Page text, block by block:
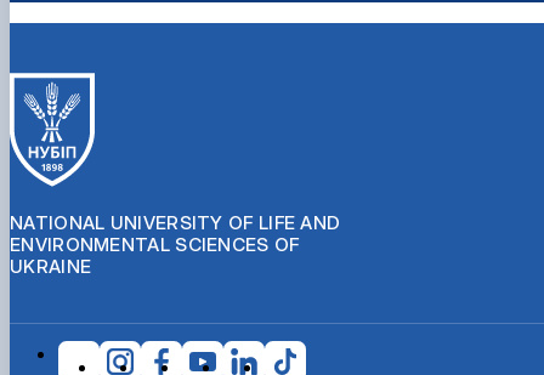
NATIONAL UNIVERSITY OF LIFE AND
ENVIRONMENTAL SCIENCES OF
UKRAINE